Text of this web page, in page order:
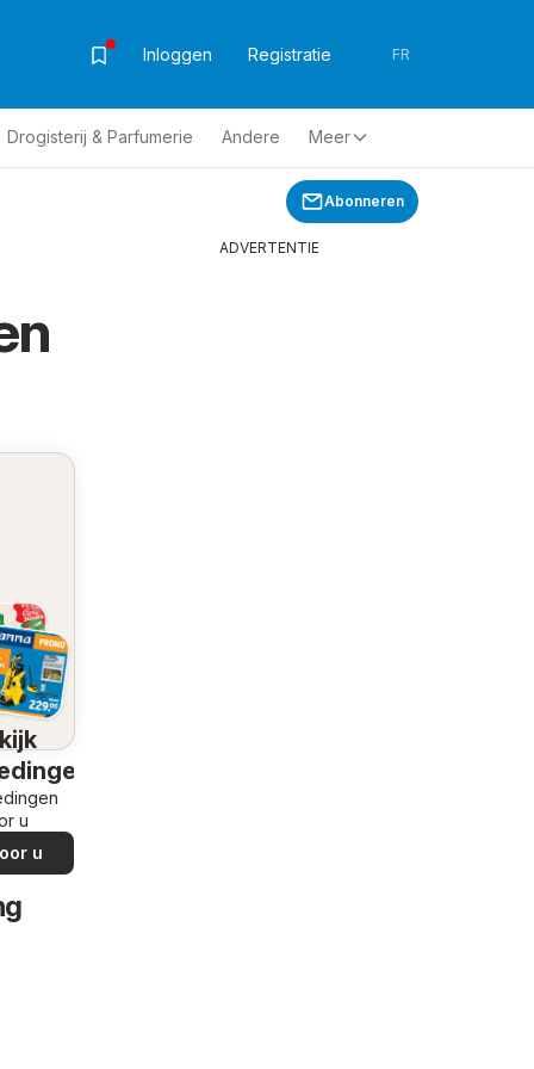
Inloggen Registratie FR
Drogisterij & Parfumerie Andere Meer
Abonneren
u
u
ADVERTENTIE